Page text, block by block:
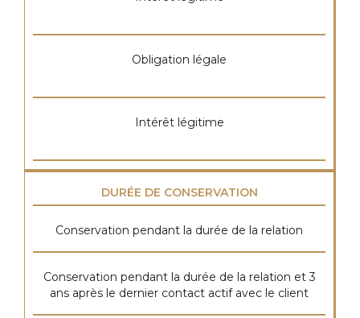
Obligation légale
Intérêt légitime
DURÉE DE CONSERVATION
Conservation pendant la durée de la relation
Conservation pendant la durée de la relation et 3
ans après le dernier contact actif avec le client